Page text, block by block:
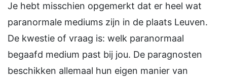
Je hebt misschien opgemerkt dat er heel wat
paranormale mediums zijn in de plaats Leuven.
De kwestie of vraag is: welk paranormaal
begaafd medium past bij jou. De paragnosten
beschikken allemaal hun eigen manier van